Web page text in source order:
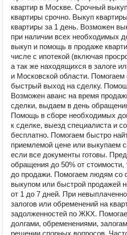
квартир в Москве. Срочный
квартиры срочно. Выкуп
квартиры за 1 день. Возможен
при наличии всех необходимых
выкуп и помощь в продаже
числе с ипотекой (включая
а так же находящихся в залоге
и Московской области. Помогаем
быстрый выход на сделку.
Возможен аванс на время
сделки, выдаем в день
Помощь в сборе необходимых
к сделке, выезд специалиста и
бесплатно. Помогаем быстро
приемлемой цене или выкупаем
если все документы готовы.
обращения до 50% от
до продажи. Помогаем людям со
выкупом или быстрой продажей
от 1 до 7 дней. При
залогов или обременений на
задолженностей по ЖКХ.
долгами, обременениями,
решении спорных вопросов.